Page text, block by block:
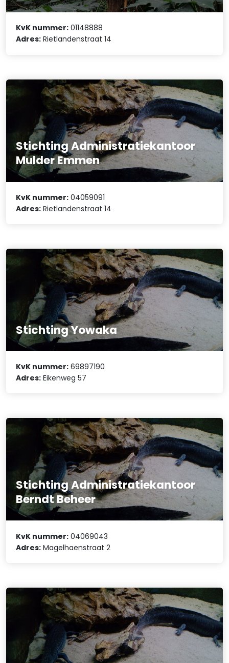
KvK nummer: 01148888
Adres: Rietlandenstraat 14
Stichting Administratiekantoor
Mulder Emmen
KvK nummer: 04059091
Adres: Rietlandenstraat 14
Stichting Yowaka
KvK nummer: 69897190
Adres: Eikenweg 57
Stichting Administratiekantoor
Berndt Beheer
KvK nummer: 04069043
Adres: Magelhaenstraat 2